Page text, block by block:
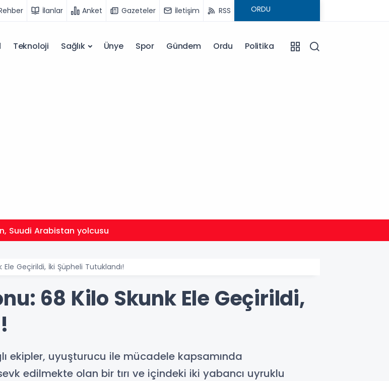
İlanlar Anket Gazeteler İletişim RSS
Teknoloji Sağlık Ünye Spor Gündem Ordu Politika
Suudi Arabistan yolcusu
Geçirildi, İki Şüpheli Tutuklandı!
68 Kilo Skunk Ele Geçirildi,
ekipler, uyuşturucu ile mücadele kapsamında
edilmekte olan bir tırı ve içindeki iki yabancı uyruklu